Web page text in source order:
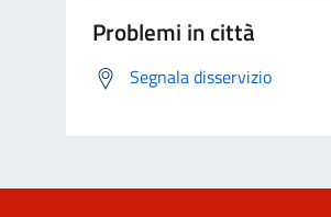
Problemi in città
Segnala disservizio